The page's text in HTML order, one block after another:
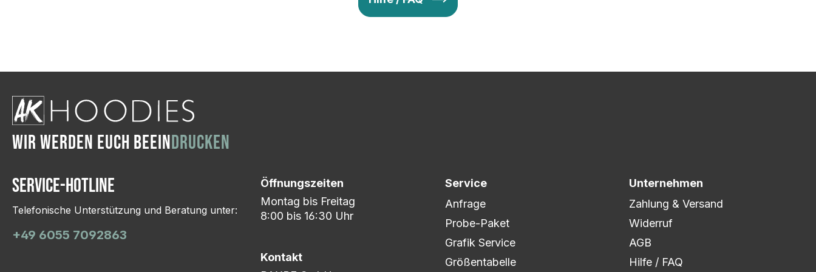
Hasselroth und einem umfangreichen Lagerbestand sind wir in der Lage, flexibel auf eure Wünsche
Wir ändern das Motiv so lange ab, bis Ihr zu 100% zufrieden seid. Danach wird es zum Druck freigegeben und die
WIR WERDEN EUCH BEEINDRUCKEN
Service-Hotline
Telefonische Unterstützung und Beratung unter:
+49 6055 7092863
Öffnungszeiten
Montag bis Freitag
8:00 bis 16:30 Uhr
Kontakt
Service
Anfrage
Probe-Paket
Grafik Service
Größentabelle
Unternehmen
Zahlung & Versand
Widerruf
AGB
Hilfe / FAQ